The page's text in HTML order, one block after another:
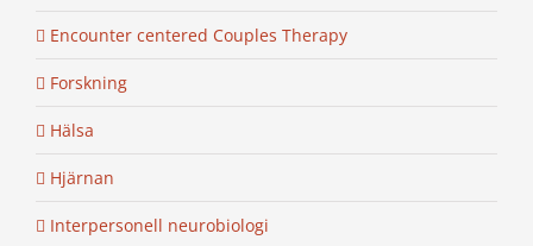
Encounter centered Couples Therapy
Forskning
Hälsa
Hjärnan
Interpersonell neurobiologi